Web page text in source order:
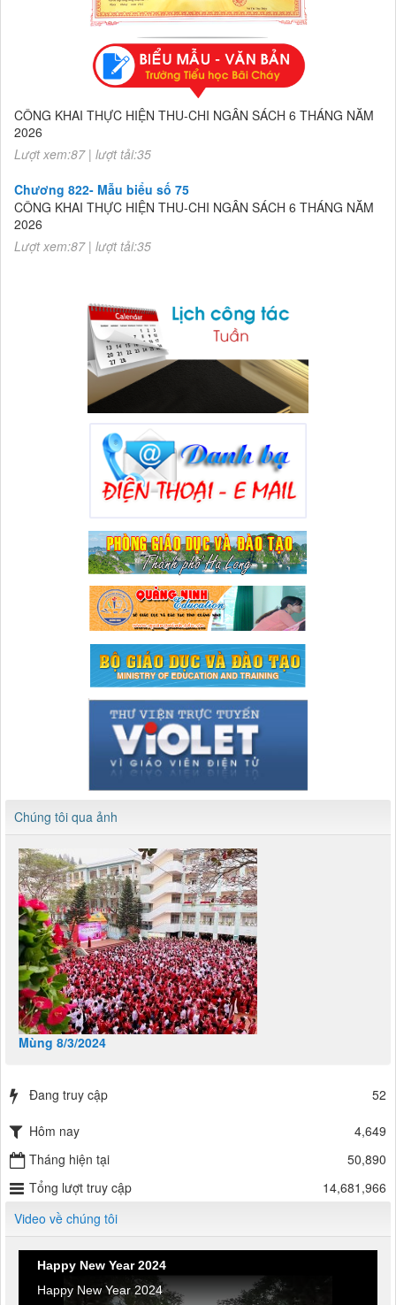
Chương 822- Mẫu biểu số 75
CÔNG KHAI THỰC HIỆN THU-CHI NGÂN SÁCH 6 THÁNG NĂM
2026
Lượt xem:87 | lượt tải:35
Chương 822- Mẫu biểu số 75
CÔNG KHAI THỰC HIỆN THU-CHI NGÂN SÁCH 6 THÁNG NĂM
2026
Lượt xem:87 | lượt tải:35
Chúng tôi qua ảnh
Mùng 8/3/2024
Đang truy cập 52
Hôm nay
4,649
Tháng hiện tại
50,890
Tổng lượt truy cập
14,681,966
Video về chúng tôi
Happy New Year 2024
Happy New Year 2024